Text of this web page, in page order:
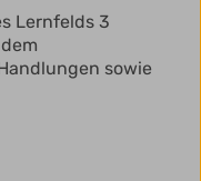
Lernfelds 3
sowie